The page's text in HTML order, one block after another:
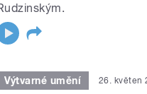
Výtvarné umění 26. květen